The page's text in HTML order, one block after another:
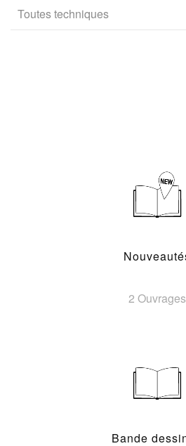
2 Ouvrages
Bande